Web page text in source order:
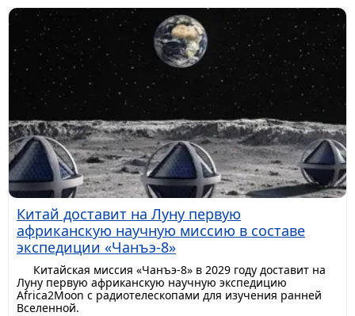
Китай доставит на Луну первую
африканскую научную миссию в составе
экспедиции «Чанъэ-8»
Китайская миссия «Чанъэ-8» в 2029 году доставит на
Луну первую африканскую научную экспедицию
Africa2Moon с радиотелескопами для изучения ранней
Вселенной.